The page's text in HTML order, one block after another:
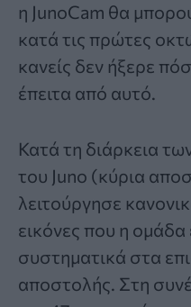
η JunoCam θα
κατά τις πρώτες
κανείς δεν ήξερε
έπειτα από αυτό.
Κατά τη διάρκεια
του Juno (κύρια
λειτούργησε
εικόνες που η
συστηματικά στα
αποστολής. Στη